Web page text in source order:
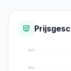
€35
€35